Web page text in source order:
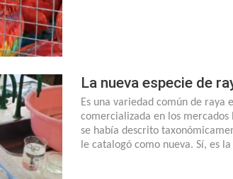
La nueva especie de
Es una variedad común de raya
comercializada en los mercados
se había descrito
le catalogó como nueva. Sí, es